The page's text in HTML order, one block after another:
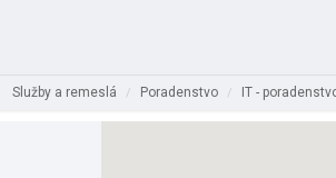
Služby a remeslá / Poradenstvo / IT -